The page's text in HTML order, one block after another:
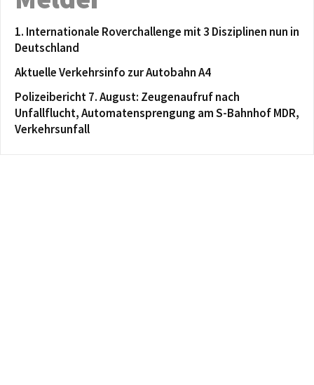
1. Internationale Roverchallenge mit 3 Disziplinen nun in
Deutschland
Aktuelle Verkehrsinfo zur Autobahn A4
Polizeibericht 7. August: Zeugenaufruf nach
Unfallflucht, Automatensprengung am S-Bahnhof MDR,
Verkehrsunfall